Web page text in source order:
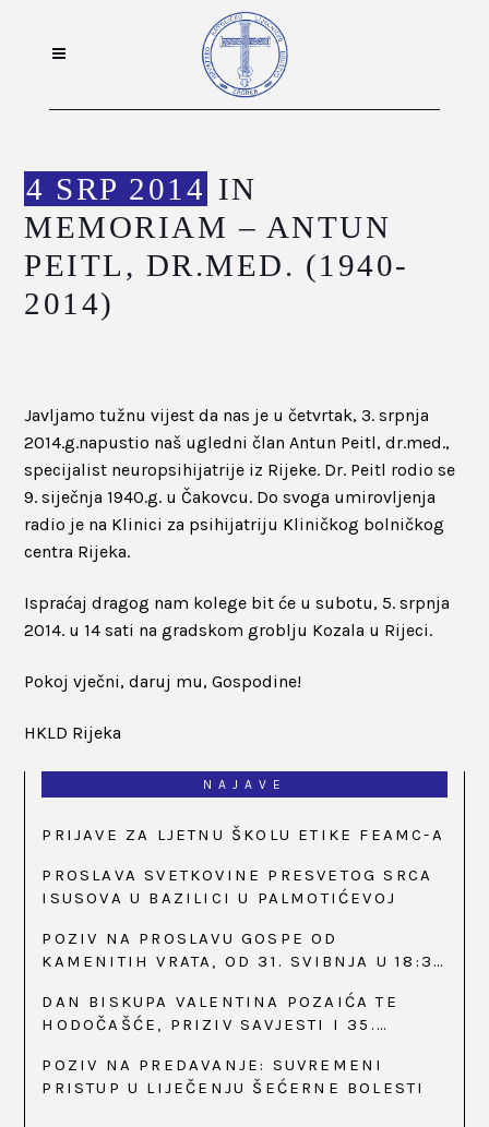
4 SRP 2014 IN
MEMORIAM – ANTUN
PEITL, DR.MED. (1940-
2014)
Javljamo tužnu vijest da nas je u četvrtak, 3. srpnja
2014.g.napustio naš ugledni član Antun Peitl, dr.med.,
specijalist neuropsihijatrije iz Rijeke. Dr. Peitl rodio se
9. siječnja 1940.g. u Čakovcu. Do svoga umirovljenja
radio je na Klinici za psihijatriju Kliničkog bolničkog
centra Rijeka.
Ispraćaj dragog nam kolege bit će u subotu, 5. srpnja
2014. u 14 sati na gradskom groblju Kozala u Rijeci.
Pokoj vječni, daruj mu, Gospodine!
HKLD Rijeka
NAJAVE
PRIJAVE ZA LJETNU ŠKOLU ETIKE FEAMC-A
PROSLAVA SVETKOVINE PRESVETOG SRCA
ISUSOVA U BAZILICI U PALMOTIĆEVOJ
POZIV NA PROSLAVU GOSPE OD
KAMENITIH VRATA, OD 31. SVIBNJA U 18:30
DAN BISKUPA VALENTINA POZAIĆA TE
HODOČAŠĆE, PRIZIV SAVJESTI I 35.
BISTRICI, OD 15. DO 17. SVIBNJA
POZIV NA PREDAVANJE: SUVREMENI
PRISTUP U LIJEČENJU ŠEĆERNE BOLESTI